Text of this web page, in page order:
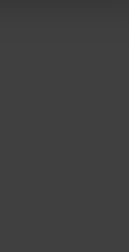
Media und Marketing“
lit. a) DS-GVO). Die USA